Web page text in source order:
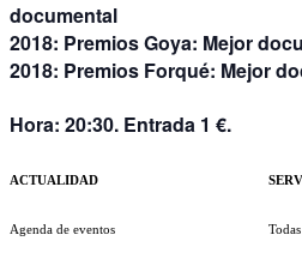
documental
2018: Premios Goya: Mejor
2018: Premios Forqué: Mejor
Hora: 20:30. Entrada 1 €.
ACTUALIDAD
Agenda de eventos